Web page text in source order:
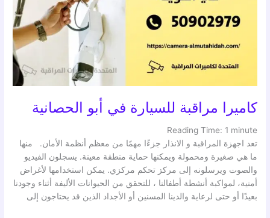
كاميرا مراقبة للسيارة في أبو الحصانية
Reading Time: 1 minute
تعد اجهزة المراقبة و الانذار جزءًا مهمًا من معظم أنظمة الأمان. منها
ما هي صغيرة ومحمولة ويمكنها حماية منطقة معينة. يسجلون الفيديو
والصوت ويرسلونه إلى مركز تحكم مركزي. يمكن استخدامها لأغراض
أمنية، لمواكبة أنشطة أطفالنا ، للتحقق من الحيوانات الأليفة أثناء وجودنا
بعيدًا أو حتى لرعاية والدينا المسنين أو الأجداد الذين قد يحتاجون إلى
الحصانية